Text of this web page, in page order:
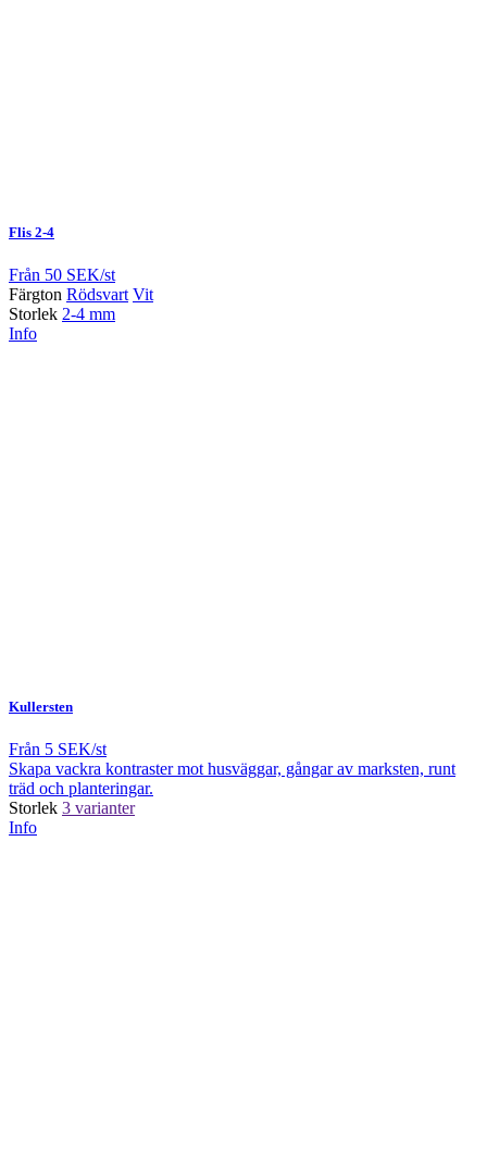
Flis 2-4
Från 50 SEK/st
Färgton Rödsvart Vit
Storlek 2-4 mm
Info
Kullersten
Från 5 SEK/st
Skapa vackra kontraster mot husväggar, gångar av marksten, runt
träd och planteringar.
Storlek 3 varianter
Info